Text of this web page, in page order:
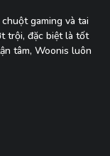
gaming và tai
trội, đặc biệt là tốt
tâm, Woonis luôn